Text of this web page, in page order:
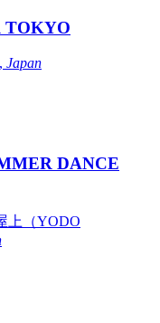
TOKYO
Japan
DANCE
上（YODO